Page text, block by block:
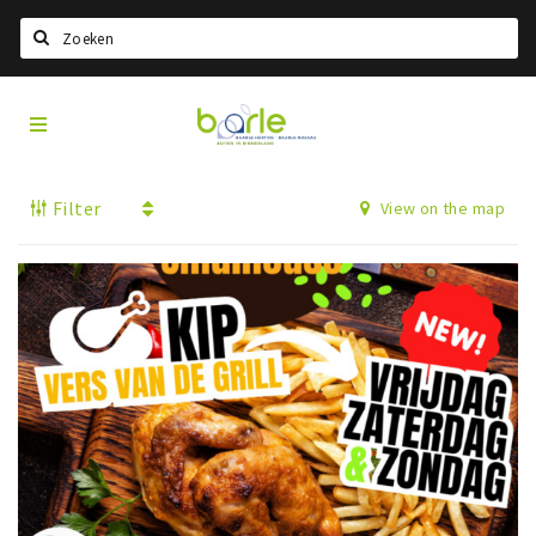
Home
Events
Information
About Baarle
History
Visit Baarle Shop
Enclave voucher
Eat
Drink
Visit
Baarle
Filter View on the map